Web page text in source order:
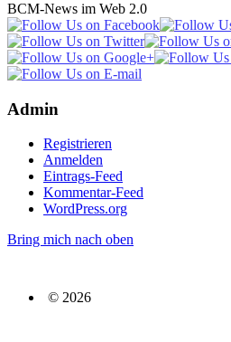
BCM-News im Web 2.0
Admin
Registrieren
Anmelden
Eintrags-Feed
Kommentar-Feed
WordPress.org
Bring mich nach oben
© 2026